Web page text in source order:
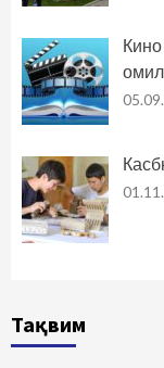
Тақвим